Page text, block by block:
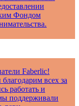
Фондом
Faberlic!
всех за
работать и
поддерживали